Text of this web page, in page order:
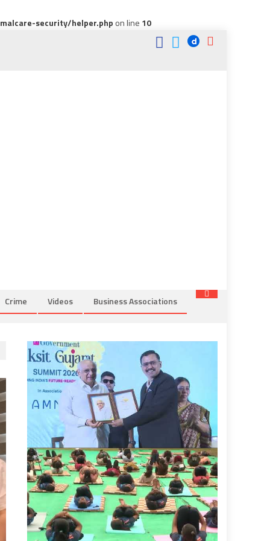
security/helper.php on line 10
Crime Videos Business Associations